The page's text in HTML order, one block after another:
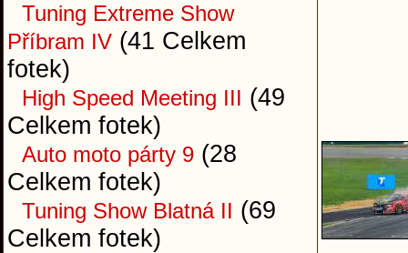
Tuning Extreme Show
Příbram IV (41 Celkem
fotek)
High Speed Meeting III (49
Celkem fotek)
Auto moto párty 9 (28
Celkem fotek)
Tuning Show Blatná II (69
Celkem fotek)